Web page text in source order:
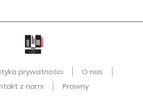
prywatności
O nas
z nami
Prawny